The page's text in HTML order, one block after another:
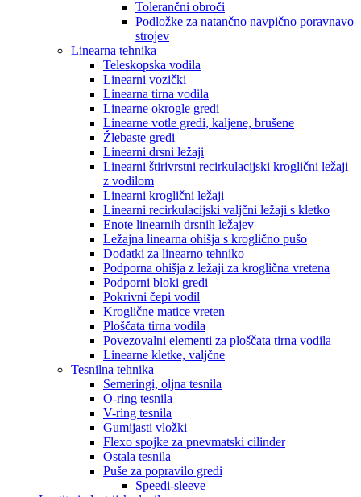
Tolerančni obroči
Podložke za natančno navpično poravnavo
strojev
Linearna tehnika
Teleskopska vodila
Linearni vozički
Linearna tirna vodila
Linearne okrogle gredi
Linearne votle gredi, kaljene, brušene
Žlebaste gredi
Linearni drsni ležaji
Linearni štirivrstni recirkulacijski kroglični ležaji
z vodilom
Linearni kroglični ležaji
Linearni recirkulacijski valjčni ležaji s kletko
Enote linearnih drsnih ležajev
Ležajna linearna ohišja s kroglično pušo
Dodatki za linearno tehniko
Podporna ohišja z ležaji za kroglična vretena
Podporni bloki gredi
Pokrivni čepi vodil
Kroglične matice vreten
Ploščata tirna vodila
Povezovalni elementi za ploščata tirna vodila
Linearne kletke, valjčne
Tesnilna tehnika
Semeringi, oljna tesnila
O-ring tesnila
V-ring tesnila
Gumijasti vložki
Flexo spojke za pnevmatski cilinder
Ostala tesnila
Puše za popravilo gredi
Speedi-sleeve